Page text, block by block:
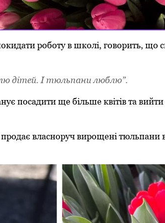
роботу в школі, говорить, що
дітей. І тюльпани люблю”.
посадити ще більше квітів та
власноруч вирощені тюльпани